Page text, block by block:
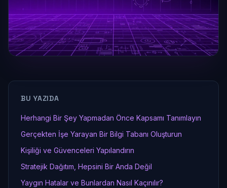
BU YAZIDA
Herhangi Bir Şey Yapmadan Önce Kapsamı Tanımlayın
Gerçekten İşe Yarayan Bir Bilgi Tabanı Oluşturun
Kişiliği ve Güvenceleri Yapılandırın
Stratejik Dağıtım, Hepsini Bir Anda Değil
Yaygın Hatalar ve Bunlardan Nasıl Kaçınılır?